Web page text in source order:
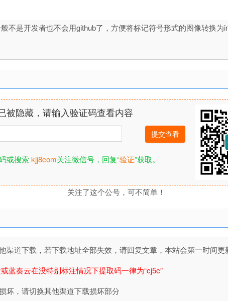
不是开发者也不会用github了，方便将标记符号形式的图像转换
被隐藏，请输入验证码查看内容
或搜索kjj8com关注微信号，回复“验证”获取。
关注了这个公号，可不简单！
道下载，若下载地址全部失效，请回复文章，本站会第一时间更
蓝奏云在没特别标注情况下提取码一律为“cj5c”
坏，请切换其他渠道下载损坏部分